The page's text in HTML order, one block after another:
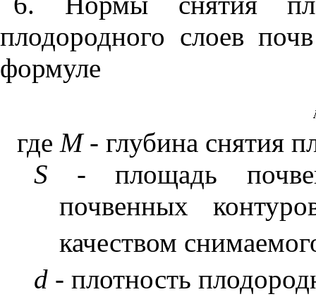
плодородного слоев
формуле
где М- глубина снятия
S
- площадь
почвенных
качеством
d - плотность